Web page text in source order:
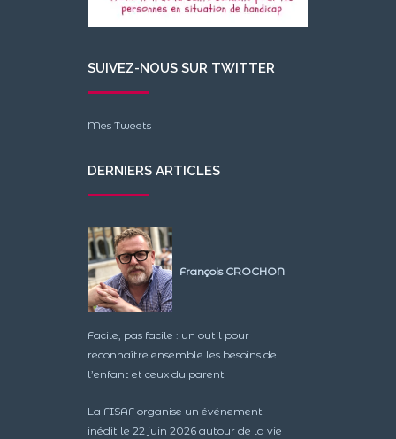
SUIVEZ-NOUS SUR TWITTER
Mes Tweets
DERNIERS ARTICLES
François CROCHON
Facile, pas facile : un outil pour
reconnaître ensemble les besoins de
l’enfant et ceux du parent
La FISAF organise un événement
inédit le 22 juin 2026 autour de la vie